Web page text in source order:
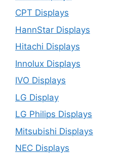
CPT Displays
HannStar Displays
Hitachi Displays
Innolux Displays
IVO Displays
LG Display
LG Philips Displays
Mitsubishi Displays
NEC Displays